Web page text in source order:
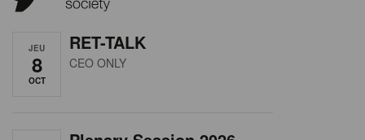
JEU
8
OCT
RET-TALK
CEO ONLY